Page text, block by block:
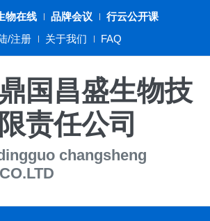
物在线 品牌会议
行云公开课
/注册
关于我们 FAQ
国昌盛生物技
责任公司
changsheng